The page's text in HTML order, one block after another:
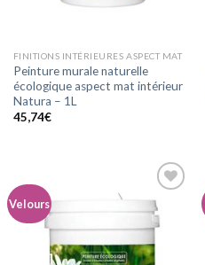
FINITIONS INTÉRIEURES ASPECT MAT
Peinture murale naturelle
écologique aspect mat intérieur
Natura – 1L
45,74€
Velours
Ajouter
wishlist